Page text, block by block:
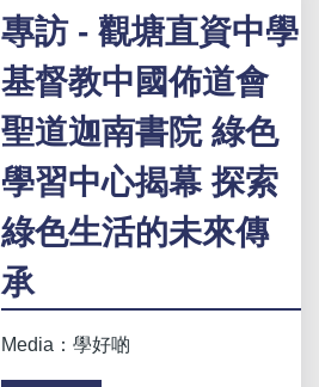
專訪 - 觀塘直資中學
基督教中國佈道會
聖道迦南書院 綠色
學習中心揭幕 探索
綠色生活的未來傳
承
Media：學好啲